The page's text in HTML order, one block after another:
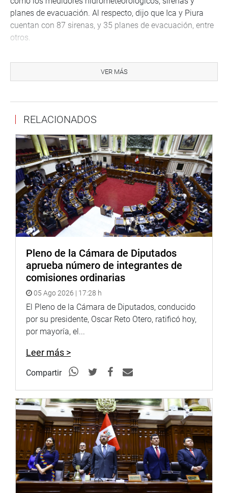
planes de evacuación. Al respecto, dijo que Ica y Piura
cuentan con 87 sirenas, y 35 planes de evacuación, entre
otros.
Carranza Valle, director zonal 1 del Senamhi; Gonzalo
Flores Lozano, jefe de la Oficina Regional de Seguridad y
Regional Coer Piura, quienes dieron a conocer de las
respectivas instituciones.
Al término del encuentro, el congresista Revilla Villanueva
manifestó que seguirá trabajando en este tema con o sin
responsabilidad, toda vez que Piura y otras ciudades del
norte requieren mejorar sus alertas tempranas, así como
contar con mejor infraestructura para el desarrollo de sus
pueblos.
INSTITUCIONAL
VER MÁS
RELACIONADOS
Pleno de la Cámara de Diputados
aprueba número de integrantes de
comisiones ordinarias
05 Ago 2026 | 17:28 h
El Pleno de la Cámara de Diputados, conducido
por su presidente, Oscar Reto Otero, ratificó hoy,
por mayoría, el...
Leer más >
Compartir